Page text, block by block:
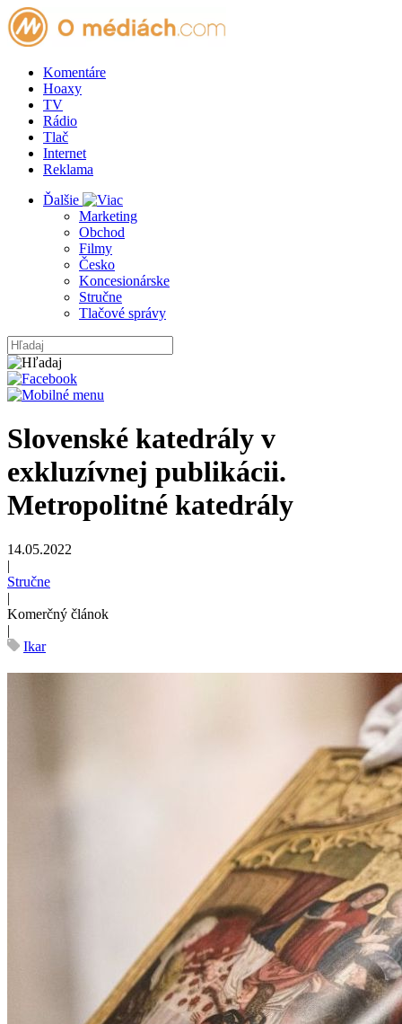
Komentáre
Hoaxy
TV
Rádio
Tlač
Internet
Reklama
Ďalšie
Marketing
Obchod
Filmy
Česko
Koncesionárske
Stručne
Tlačové správy
Slovenské katedrály v
exkluzívnej publikácii.
Metropolitné katedrály
14.05.2022
|
Stručne
|
Komerčný článok
|
Ikar